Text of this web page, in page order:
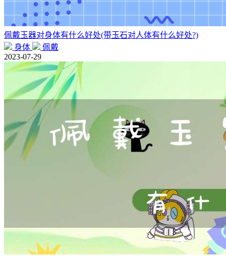
佩戴玉器对身体有什么好处(带玉石对人体有什么好处?)
身体
佩戴
2023-07-29